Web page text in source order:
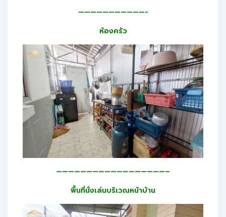
———————————-
ห้องครัว
——————————————————–
พื้นที่นั่งเล่นบริเวณหน้าบ้าน